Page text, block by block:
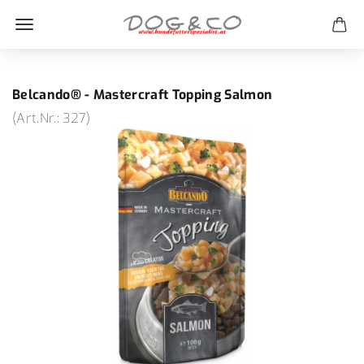
Belcando® - Mastercraft Topping Salmon
(Art.Nr.: 327)